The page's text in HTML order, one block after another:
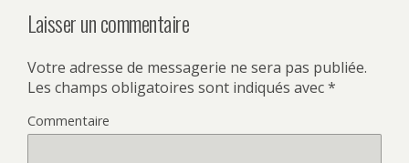
Laisser un commentaire
Votre adresse de messagerie ne sera pas publiée.
Les champs obligatoires sont indiqués avec*
Commentaire